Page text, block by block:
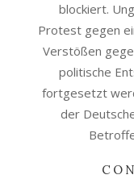
blockiert.
Protest gegen
Verstößen
politische
fortgesetzt
der